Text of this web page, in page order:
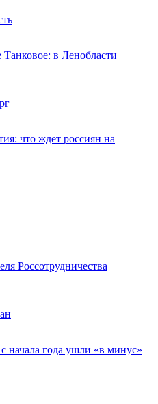
Танковое: в Ленобласти
что ждет россиян на
Россотрудничества
начала года ушли «в минус»